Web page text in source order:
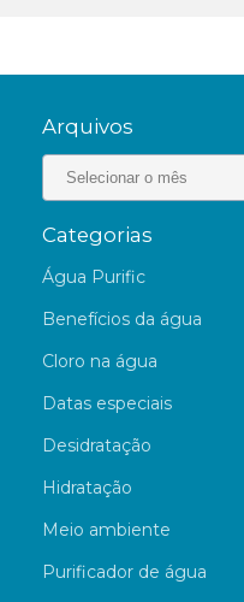
Arquivos
Categorias
Água Purific
Benefícios da água
Cloro na água
Datas especiais
Desidratação
Hidratação
Meio ambiente
Purificador de água